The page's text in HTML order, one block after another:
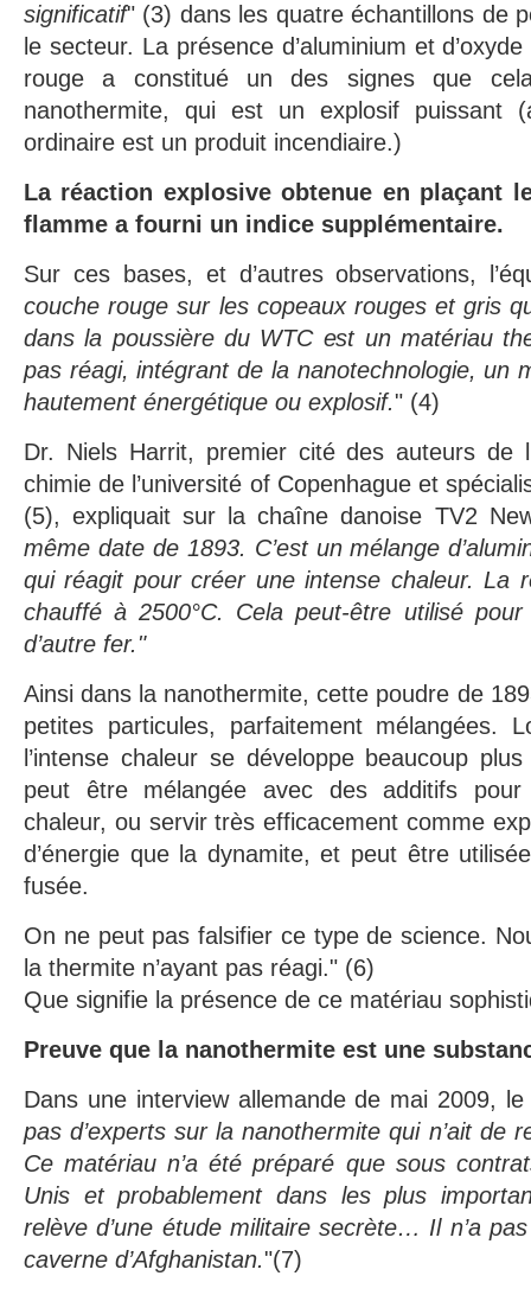
significatif" (3) dans les quatre échantillons de
le secteur. La présence d’aluminium et
rouge a constitué un des signes que
nanothermite, qui est un explosif puissant
ordinaire est un produit incendiaire.)
La réaction explosive obtenue en plaçant
flamme a fourni un indice supplémentaire.
Sur ces bases, et d’autres observations,
couche rouge sur les copeaux rouges et gris
dans la poussière du WTC est un matériau
pas réagi, intégrant de la nanotechnologie, un
hautement énergétique ou explosif." (4)
Dr. Niels Harrit, premier cité des auteurs de
chimie de l’université of Copenhague et
(5), expliquait sur la chaîne danoise TV2
même date de 1893. C’est un mélange
qui réagit pour créer une intense chaleur. La
chauffé à 2500°C. Cela peut-être utilisé
d’autre fer."
Ainsi dans la nanothermite, cette poudre de
petites particules, parfaitement mélangées.
l’intense chaleur se développe beaucoup
peut être mélangée avec des additifs
chaleur, ou servir très efficacement comme
d’énergie que la dynamite, et peut être
fusée.
On ne peut pas falsifier ce type de science.
la thermite n’ayant pas réagi." (6)
Que signifie la présence de ce matériau
Preuve que la nanothermite est une
Dans une interview allemande de mai 2009,
pas d’experts sur la nanothermite qui n’ait de
Ce matériau n’a été préparé que sous
Unis et probablement dans les plus
relève d’une étude militaire secrète… Il n’a
caverne d’Afghanistan."(7)